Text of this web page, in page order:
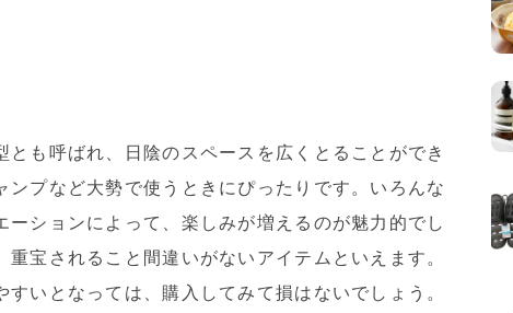
も呼ばれ、日陰のスペースを広くとることができ
プなど大勢で使うときにぴったりです。いろんな
ションによって、楽しみが増えるのが魅力的でし
宝されること間違いがないアイテムといえます。
いとなっては、購入してみて損はないでしょう。